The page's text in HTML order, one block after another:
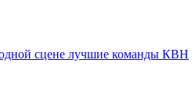
одной сцене лучшие команды КВН